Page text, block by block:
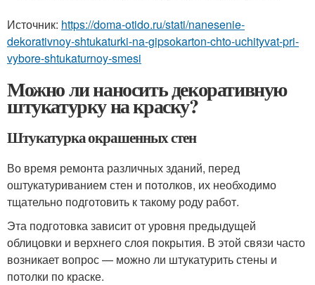
Источник: https://doma-otido.ru/stati/nanesenie-
dekorativnoy-shtukaturki-na-gipsokarton-chto-uchityvat-pri-
vybore-shtukaturnoy-smesi
Можно ли наносить декоративную
штукатурку на краску?
Штукатурка окрашенных стен
Во время ремонта различных зданий, перед
оштукатуриванием стен и потолков, их необходимо
тщательно подготовить к такому роду работ.
Эта подготовка зависит от уровня предыдущей
облицовки и верхнего слоя покрытия. В этой связи часто
возникает вопрос — можно ли штукатурить стены и
потолки по краске.